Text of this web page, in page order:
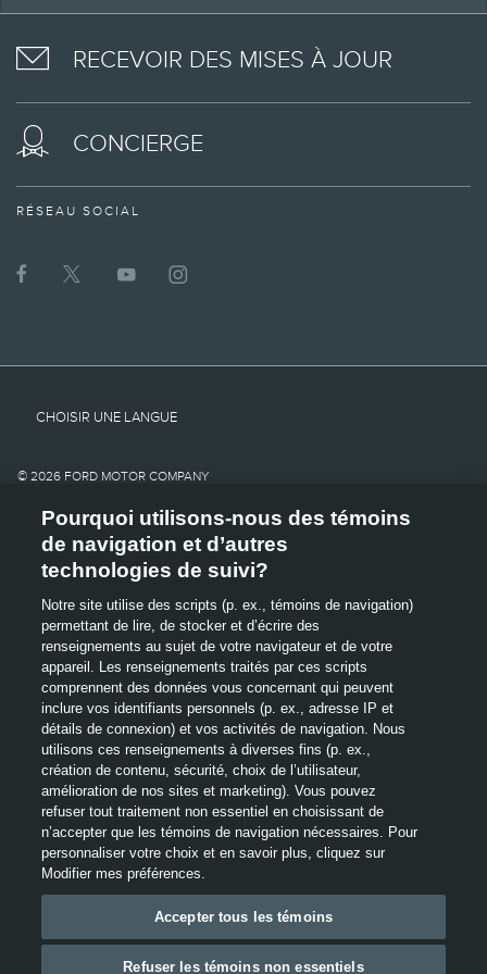
Préavis
d’utilisation
de
témoins
Ce site web a recours à des témoins et d'autres
technologies afin d'améliorer l'expérience de l'utilisateur, le
site web et nos services, ce qui inclut des publicités ciblées
par centres d’intérêt. Pour en savoir plus, consultez
notrePolitique de confidentialité, «Témoins, pixels espions
et annonces publicitaires» et « Publicité ciblée par centres
d’intérêt et publicité comportementale en ligne ». En
utilisant ce site web, vous consentez à notre utilisation de
prévaloir des
promotionnelles de
Lincoln en vigueur soit au
commande à l’usine, soit
livraison, mais non des
peuvent être dotés
d’équipements offerts en
option. Les images
présentées sont à titre
indicatif seulement.
Certaines images du site
pourraient provenir des
États-Unis. Les images
ne reflètent pas
nécessairement les
options configurables
RECEVOIR DES MISES À JOUR
CONCIERGE
RÉSEAU SOCIAL
FACEBOOK
TWITTER
YOUTUBE
INSTAGRAM
CHOISIR UNE LANGUE
© 2026 FORD MOTOR COMPANY
PLAN DU SITE
COMMENTAIRES
NOUS JOINDRE
MODALITÉS
CE
LIEN
S'OUVRE
DANS
UNE
NOUVELLE
FENÊTRE
GLOSSAIRE
CONFIDENTIALITÉ
CE
LIEN
S'OUVRE
DANS
NOUVELLE
FENÊTRE
CHOIX DE PUB
CE
LIEN
S'OUVRE
DANS
NOUVELLE
UTILISATION DES TÉMOINS
Pourquoi utilisons-nous des témoins
de navigation et d’autres
technologies de suivi?
Notre site utilise des scripts (p. ex., témoins de navigation)
permettant de lire, de stocker et d’écrire des
renseignements au sujet de votre navigateur et de votre
appareil. Les renseignements traités par ces scripts
comprennent des données vous concernant qui peuvent
inclure vos identifiants personnels (p. ex., adresse IP et
détails de connexion) et vos activités de navigation. Nous
utilisons ces renseignements à diverses fins (p. ex.,
création de contenu, sécurité, choix de l’utilisateur,
amélioration de nos sites et marketing). Vous pouvez
refuser tout traitement non essentiel en choisissant de
n’accepter que les témoins de navigation nécessaires. Pour
personnaliser votre choix et en savoir plus, cliquez sur
Modifier mes préférences.
Refuser les témoins non essentiels
Accepter tous les témoins